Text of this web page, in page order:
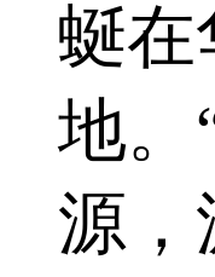
蜒在
地。
源，